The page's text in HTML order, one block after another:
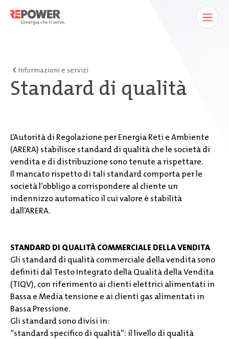
Informazioni e servizi
Standard di qualità
L’Autorità di Regolazione per Energia Reti e Ambiente
(ARERA) stabilisce standard di qualità che le società di
vendita e di distribuzione sono tenute a rispettare.
Il mancato rispetto di tali standard comporta per le
società l’obbligo a corrispondere al cliente un
indennizzo automatico il cui valore è stabilità
dall’ARERA.
STANDARD DI QUALITÀ COMMERCIALE DELLA VENDITA
Gli standard di qualità commerciale della vendita sono
definiti dal Testo Integrato della Qualità della Vendita
(TIQV), con riferimento ai clienti elettrici alimentati in
Bassa e Media tensione e ai clienti gas alimentati in
Bassa Pressione.
Gli standard sono divisi in:
“standard specifico di qualità”: il livello di qualità